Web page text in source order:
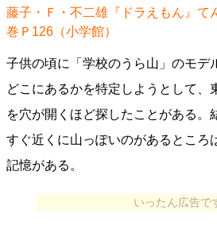
藤子・Ｆ・不二雄『ドラえもん』て
巻Ｐ126（小学館）
子供の頃に「学校のうら山」のモデ
どこにあるかを特定しようとして、
を穴が開くほど探したことがある。
すぐ近くに山っぽいのがあるとこ
記憶がある。
いったん広告で